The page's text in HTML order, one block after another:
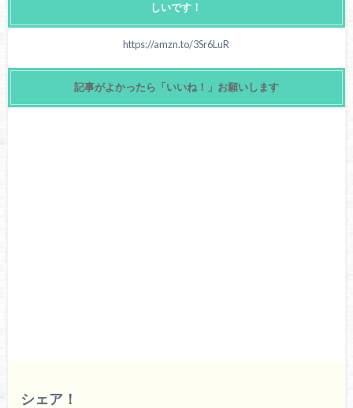
しいです！
https://amzn.to/3Sr6LuR
記事がよかったら「いいね！」お願いします
シェア！